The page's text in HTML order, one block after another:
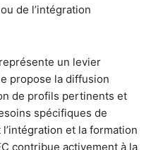
de l’intégration
un levier
propose la diffusion
de profils pertinents et
spécifiques de
et la formation
contribue activement à la